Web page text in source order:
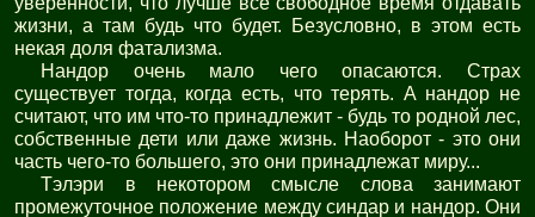
жизни, а там будь что будет. Безусловно, в этом есть
некая доля фатализма.
Нандор очень мало чего опасаются. Страх
существует тогда, когда есть, что терять. А нандор не
считают, что им что-то принадлежит - будь то родной лес,
собственные дети или даже жизнь. Наоборот - это они
часть чего-то большего, это они принадлежат миру...
Тэлэри в некотором смысле слова занимают
промежуточное положение между синдар и нандор. Они